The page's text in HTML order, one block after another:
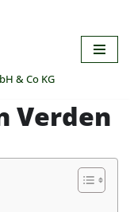
& Co KG
Verden